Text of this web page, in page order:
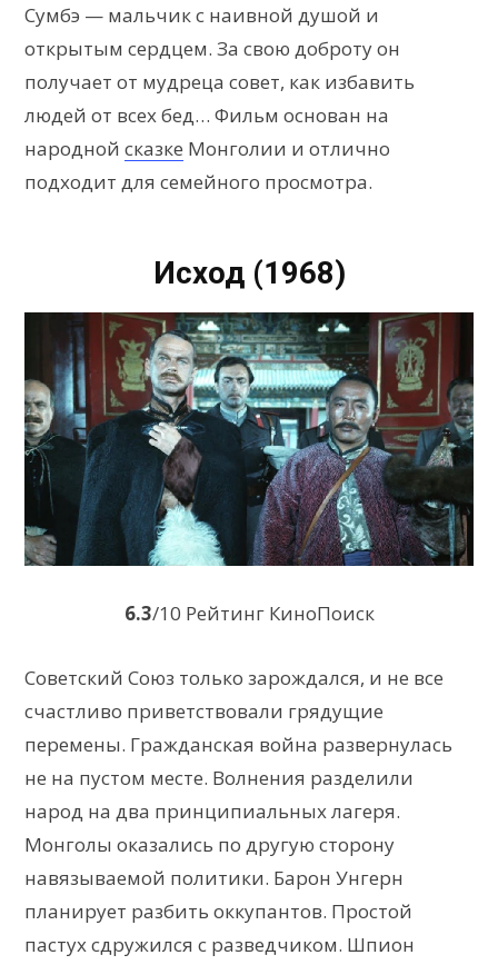
Сумбэ — мальчик с наивной душой и
открытым сердцем. За свою доброту он
получает от мудреца совет, как избавить
людей от всех бед… Фильм основан на
народной сказке Монголии и отлично
подходит для семейного просмотра.
Исход (1968)
6.3/10 Рейтинг КиноПоиск
Советский Союз только зарождался, и не все
счастливо приветствовали грядущие
перемены. Гражданская война развернулась
не на пустом месте. Волнения разделили
народ на два принципиальных лагеря.
Монголы оказались по другую сторону
навязываемой политики. Барон Унгерн
планирует разбить оккупантов. Простой
пастух сдружился с разведчиком. Шпион